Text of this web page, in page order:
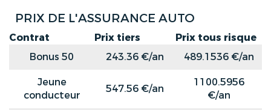
PRIX DE L'ASSURANCE AUTO
Contrat Prix tiers
Prix tous risque
Bonus 50
243.36 €/an
489.1536 €/an
Jeune
conducteur
547.56 €/an
1100.5956
€/an